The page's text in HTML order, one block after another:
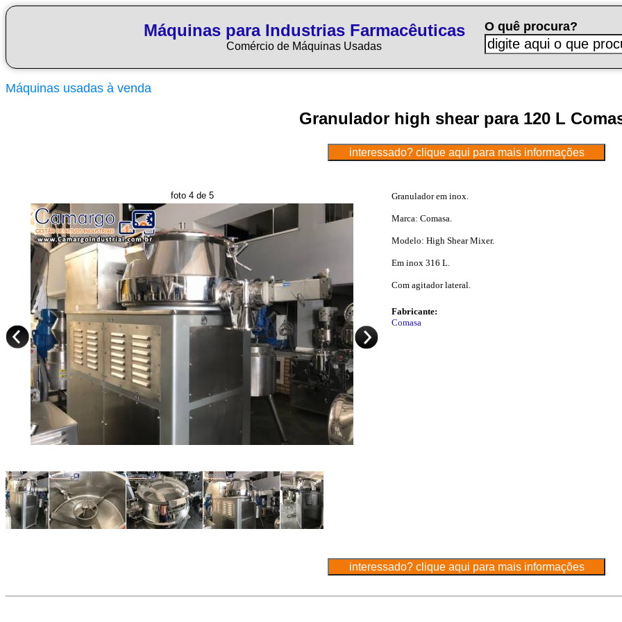
Máquinas para Industrias Farmacêuticas
Comércio de Máquinas Usadas
O quê procura?
Máquinas usadas à venda
Granulador high shear para 120 L
foto 4 de 5 Granulador em inox.
Marca: Comasa.
Modelo: High Shear Mixer.
Em inox 316 L.
Com agitador lateral.
Fabricante:
Comasa